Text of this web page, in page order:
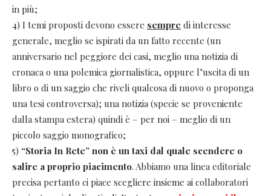
in più;
4) I temi proposti devono essere sempre di interesse
generale, meglio se ispirati da un fatto recente (un
anniversario nel peggiore dei casi, meglio una notizia di
cronaca o una polemica giornalistica, oppure l’uscita di un
libro o di un saggio che riveli qualcosa di nuovo o proponga
una tesi controversa); una notizia (specie se proveniente
dalla stampa estera) quindi è – per noi – meglio di un
piccolo saggio monografico;
5) “Storia In Rete” non è un taxi dal quale scendere o
salire a proprio piacimento. Abbiamo una linea editoriale
precisa pertanto ci piace scegliere insieme ai collaboratori